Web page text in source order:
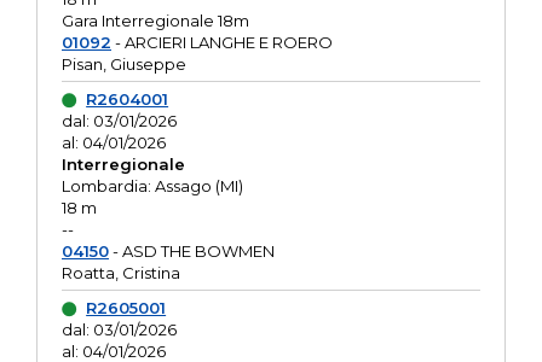
Gara Interregionale 18m
01092 - ARCIERI LANGHE E ROERO
Pisan, Giuseppe
R2604001
dal: 03/01/2026
al: 04/01/2026
Interregionale
Lombardia: Assago (MI)
18 m
--
04150- ASD THE BOWMEN
Roatta, Cristina
R2605001
dal: 03/01/2026
al: 04/01/2026